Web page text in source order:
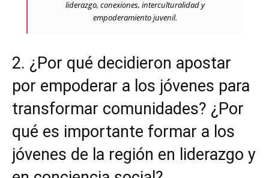
liderazgo, conexiones, interculturalidad y
empoderamiento juvenil.
2. ¿Por qué decidieron apostar
por empoderar a los jóvenes para
transformar comunidades? ¿Por
qué es importante formar a los
jóvenes de la región en liderazgo y